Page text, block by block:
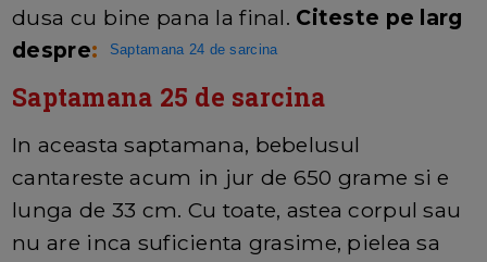
dusa cu bine pana la final. Citeste pe larg
despre: Saptamana 24 de sarcina
Saptamana 25 de sarcina
In aceasta saptamana, bebelusul
cantareste acum in jur de 650 grame si e
lunga de 33 cm. Cu toate, astea corpul sau
nu are inca suficienta grasime, pielea sa